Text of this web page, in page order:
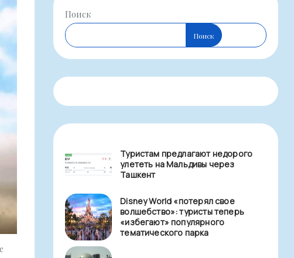
Поиск
Поиск
Туристам предлагают недорого
улететь на Мальдивы через
Ташкент
Disney World «потерял свое
волшебство»: туристы теперь
«избегают» популярного
тематического парка